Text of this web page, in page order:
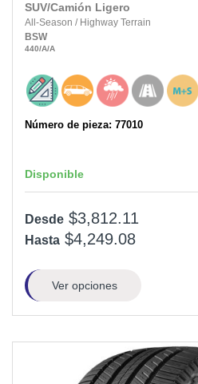
SUV/Camión Ligero
All-Season / Highway Terrain
BSW
440/A/A
Número de pieza: 77010
Disponible
Desde $3,812.11
Hasta $4,249.08
Ver opciones